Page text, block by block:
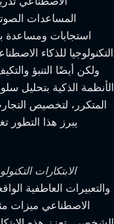
المساعدات
استجابات ومساعدة
التكنولوجيا للذكاء
ولكن أيضًا التنبؤ
الأنظمة الذكية بتحليل
المتكرر، لتخصيص
يبرز هذا التطور
الابتكارات
والتعبيرات العاطفية
الاصطناعي ميزات